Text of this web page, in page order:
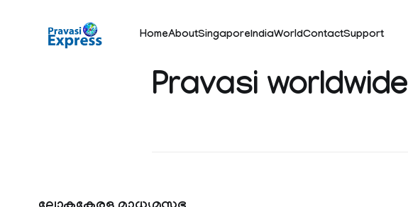
HomeAboutSingaporeIndiaWorldContactSupport
Pravasi worldwide